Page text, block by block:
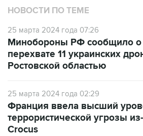
НОВОСТИ ПО ТЕМЕ
25 марта 2024 года 07:26
Минобороны РФ сообщило о
перехвате 11 украинских
Ростовской областью
25 марта 2024 года 02:29
Франция ввела высший
террористической угрозы
Crocus